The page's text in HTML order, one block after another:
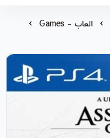
العاب - Games